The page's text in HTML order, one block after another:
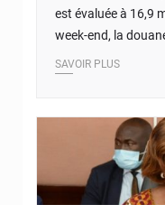
est évaluée à 16,9
week-end, la
SAVOIR PLUS